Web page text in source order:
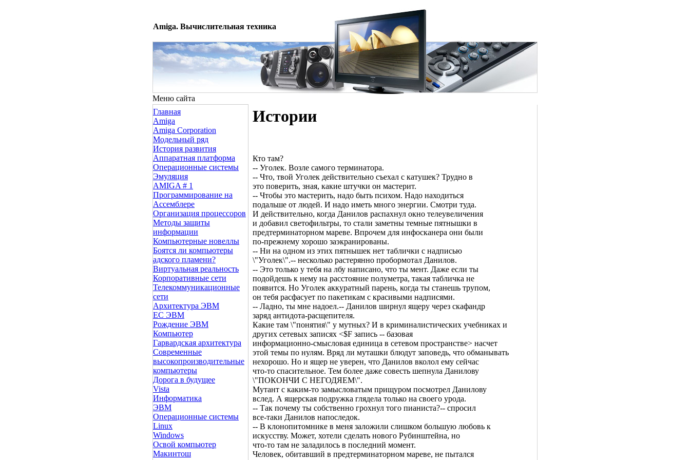
Amiga. Вычислительная техника
Меню сайта
Главная
Amiga
Amiga Corporation
Модельный ряд
История развития
Аппаратная платформа
Операционные системы
Эмуляция
AMIGA # 1
Программирование на
Ассемблере
Организация процессоров
Методы защиты
информации
Компьютерные новеллы
Боятся ли компьютеры
адского пламени?
Виртуальная реальность
Корпоративные сети
Телекоммуникационные
сети
Архитектура ЭВМ
ЕС ЭВМ
Рождение ЭВМ
Компьютер
Гарвардская архитектура
Современные
высокопроизводительные
компьютеры
Дорога в будущее
Vista
Инфоpматика
ЭВМ
Операционные системы
Linux
Windows
Освой компьютер
Макинтош
Истории
Кто там?
-- Уголек. Возле самого терминатора.
-- Что, твой Уголек действительно съехал с катушек? Трудно в
это поверить, зная, какие штучки он мастерит.
-- Чтобы это мастерить, надо быть психом. Надо находиться
подальше от людей. И надо иметь много энергии. Смотри туда.
И действительно, когда Данилов распахнул окно телеувеличения
и добавил светофильтры, то стали заметны темные пятнышки в
предтерминаторном мареве. Впрочем для инфосканера они были
по-прежнему хорошо заэкранированы.
-- Ни на одном из этих пятнышек нет таблички с надписью
\"Уголек\".-- несколько растерянно пробормотал Данилов.
-- Это только у тебя на лбу написано, что ты мент. Даже если ты
подойдешь к нему на расстояние полуметра, такая табличка не
появится. Но Уголек аккуратный парень, когда ты станешь трупом,
он тебя расфасует по пакетикам с красивыми надписями.
-- Ладно, ты мне надоел.-- Данилов ширнул ящеру через скафандр
заряд антидота-расщепителя.
Какие там \"понятия\" у мутных? И в криминалистических учебниках и
других сетевых записях <$F запись -- базовая
информационно-смысловая единица в сетевом пространстве> насчет
этой темы по нулям. Вряд ли муташки блюдут заповедь, что обманывать
нехорошо. Но и ящер не уверен, что Данилов вколол ему сейчас
что-то спасительное. Тем более даже совесть шепнула Данилову
\"ПОКОНЧИ С НЕГОДЯЕМ\".
Мутант с каким-то замысловатым прищуром посмотрел Данилову
вслед. А ящерская подружка глядела только на своего урода.
-- Так почему ты собственно грохнул того пианиста?-- спросил
все-таки Данилов напоследок.
-- В клонопитомнике в меня заложили слишком большую любовь к
искусству. Может, хотели сделать нового Рубинштейна, но
что-то там не заладилось в последний момент.
Человек, обитавший в предтерминаторном мареве, не пытался